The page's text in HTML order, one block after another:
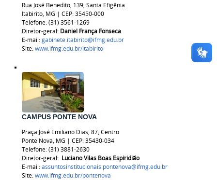
Rua José Benedito, 139, Santa Efigênia
Itabirito, MG | CEP: 35450-000
Telefone: (31) 3561-1269
Diretor-geral: Daniel França Fonseca
E-mail:gabinete.itabirito@ifmg.edu.br
Site:www.ifmg.edu.br/itabirito
CAMPUS PONTE NOVA
Praça José Emiliano Dias, 87, Centro
Ponte Nova, MG | CEP: 35430-034
Telefone: (31) 3881-2630
Diretor-geral: Luciano Vilas Boas Espiridião
E-mail:assuntosinstitucionais.pontenova@ifmg.edu.br
Site:www.ifmg.edu.br/pontenova